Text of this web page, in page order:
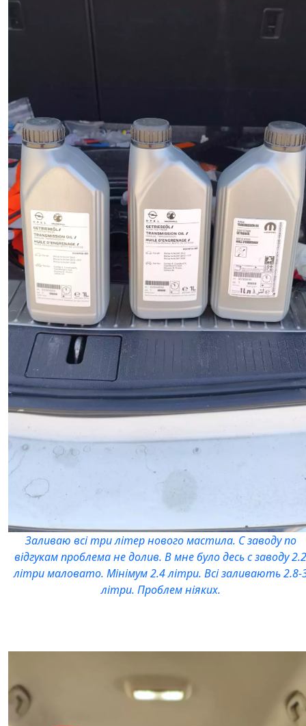
Заливаю всі три літер нового мастила. С заводу по
відгукам проблема не долив. В мне було десь с заводу
літри маловато. Мінімум 2.4 літри. Всі заливають 2.8-
літри. Проблем ніяких.